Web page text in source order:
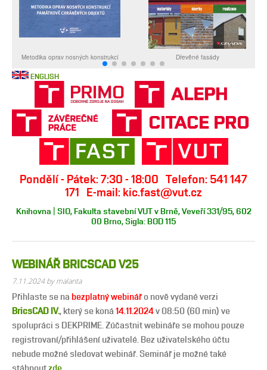
ENGLISH
Pondělí - Pátek: 7:30 - 18:00 Telefon: 541 147
171 E-mail: kic.fast@vut.cz
Knihovna | SIO, Fakulta stavební VUT v Brně, Veveří 331/95, 602
00 Brno, Sigla: BOD 115
WEBINÁŘ BRICSCAD V25
7.11.2024 by malanta
Přihlaste se na bezplatný webinářo nově vydané verzi
BricsCAD IV., který se koná 14.11.2024v 08:50 (60 min) ve
spolupráci s DEKPRIME. Zúčastnit webináře se mohou pouze
registrovaní/přihlášení uživatelé. Bez uživatelského účtu
nebude možné sledovat webinář. Seminář je možné také